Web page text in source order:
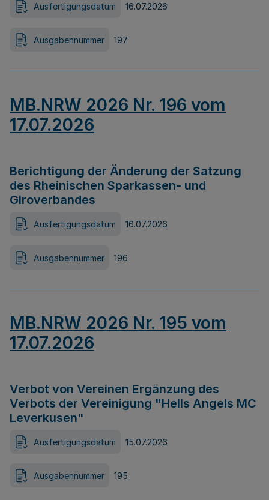
Ausfertigungsdatum 16.07.2026
Ausgabennummer 197
MB.NRW 2026 Nr. 196 vom
17.07.2026
Berichtigung der Änderung der Satzung
des Rheinischen Sparkassen- und
Giroverbandes
Ausfertigungsdatum 16.07.2026
Ausgabennummer 196
MB.NRW 2026 Nr. 195 vom
17.07.2026
Verbot von Vereinen Ergänzung des
Verbots der Vereinigung "Hells Angels MC
Leverkusen"
Ausfertigungsdatum 15.07.2026
Ausgabennummer 195